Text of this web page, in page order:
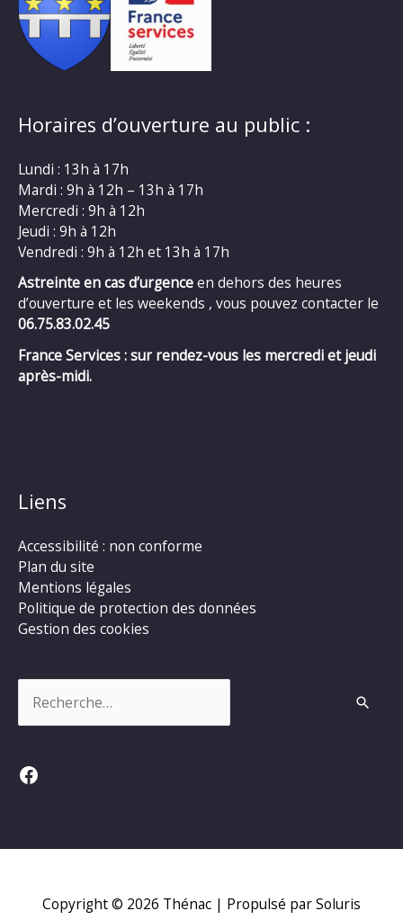
Horaires d’ouverture au public :
Lundi : 13h à 17h
Mardi : 9h à 12h – 13h à 17h
Mercredi : 9h à 12h
Jeudi : 9h à 12h
Vendredi : 9h à 12h et 13h à 17h
Astreinte en cas d’urgenceen dehors des heures
d’ouverture et les weekends , vous pouvez contacter le
06.75.83.02.45
France Services : sur rendez-vous les mercredi et jeudi
après-midi.
Liens
Accessibilité : non conforme
Plan du site
Mentions légales
Politique de protection des données
Gestion des cookies
Facebook
Copyright © 2026 Thénac | Propulsé par Soluris